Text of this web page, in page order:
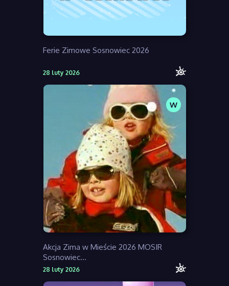
Ferie Zimowe Sosnowiec 2026
28 luty 2026
Akcja Zima w Mieście 2026 MOSIR
Sosnowiec...
W
28 luty 2026